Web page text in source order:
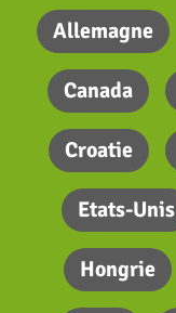
Allemagne
Canada
Croatie
Etats-Unis
Hongrie